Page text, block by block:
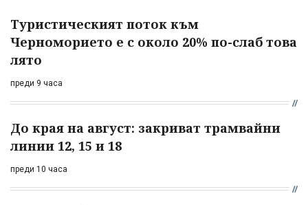
Туристическият поток към
Черноморието е с около 20% по-слаб това
лято
преди 9 часа
До края на август: закриват трамвайни
линии 12, 15 и 18
преди 10 часа